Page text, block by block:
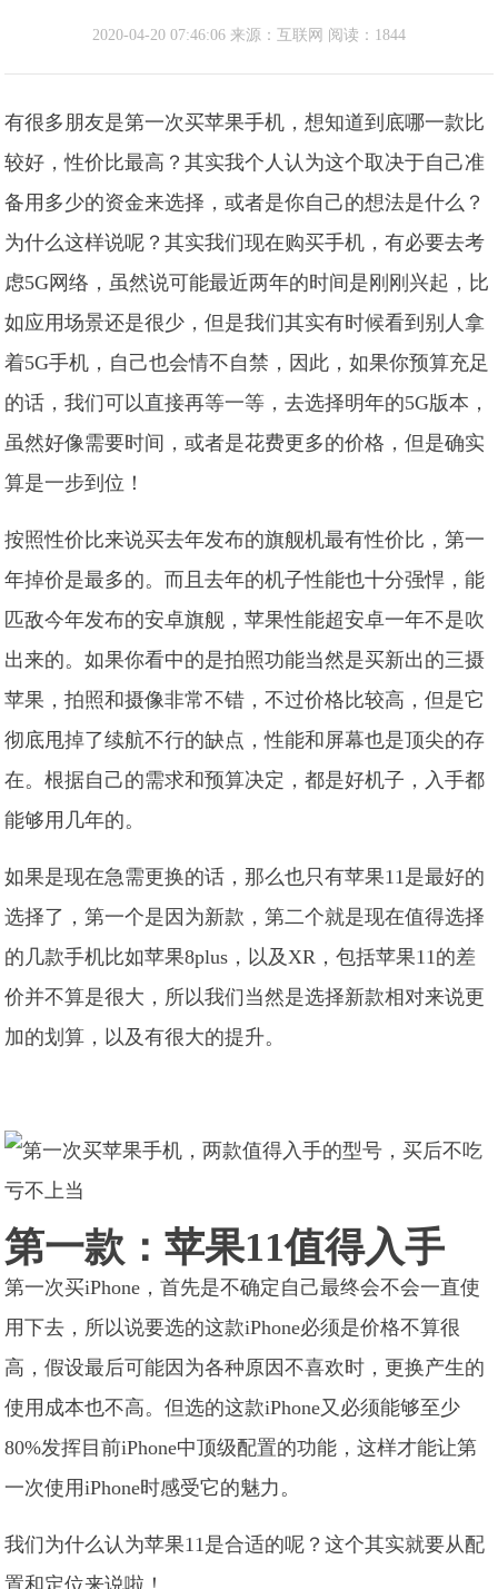
2020-04-20 07:46:06 来源：互联网 阅读：1844
有很多朋友是第一次买苹果手机，想知道到底哪一款比
较好，性价比最高？其实我个人认为这个取决于自己准
备用多少的资金来选择，或者是你自己的想法是什么？
为什么这样说呢？其实我们现在购买手机，有必要去考
虑5G网络，虽然说可能最近两年的时间是刚刚兴起，比
如应用场景还是很少，但是我们其实有时候看到别人拿
着5G手机，自己也会情不自禁，因此，如果你预算充足
的话，我们可以直接再等一等，去选择明年的5G版本，
虽然好像需要时间，或者是花费更多的价格，但是确实
算是一步到位！
按照性价比来说买去年发布的旗舰机最有性价比，第一
年掉价是最多的。而且去年的机子性能也十分强悍，能
匹敌今年发布的安卓旗舰，苹果性能超安卓一年不是吹
出来的。如果你看中的是拍照功能当然是买新出的三摄
苹果，拍照和摄像非常不错，不过价格比较高，但是它
彻底甩掉了续航不行的缺点，性能和屏幕也是顶尖的存
在。根据自己的需求和预算决定，都是好机子，入手都
能够用几年的。
如果是现在急需更换的话，那么也只有苹果11是最好的
选择了，第一个是因为新款，第二个就是现在值得选择
的几款手机比如苹果8plus，以及XR，包括苹果11的差
价并不算是很大，所以我们当然是选择新款相对来说更
加的划算，以及有很大的提升。
第一款：苹果11值得入手
第一次买iPhone，首先是不确定自己最终会不会一直使
用下去，所以说要选的这款iPhone必须是价格不算很
高，假设最后可能因为各种原因不喜欢时，更换产生的
使用成本也不高。但选的这款iPhone又必须能够至少
80%发挥目前iPhone中顶级配置的功能，这样才能让第
一次使用iPhone时感受它的魅力。
我们为什么认为苹果11是合适的呢？这个其实就要从配
置和定位来说啦！